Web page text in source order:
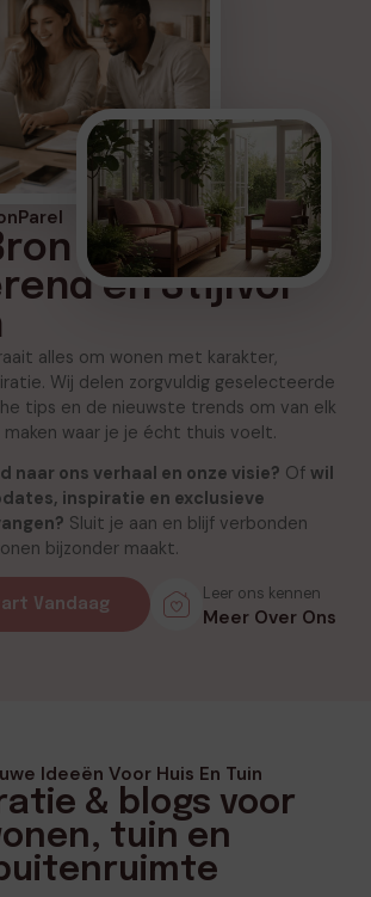
voor
en Stijlvol
alles om wonen met karakter,
Wij delen zorgvuldig geselecteerde
tips en de nieuwste trends om van elk
waar je je écht thuis voelt.
naar ons verhaal en onze visie? Of wil
inspiratie en exclusieve
Sluit je aan en blijf verbonden
bijzonder maakt.
Vandaag
Leer ons kennen
Meer Over Ons
Ideeën Voor Huis En Tuin
& blogs voor
tuin en